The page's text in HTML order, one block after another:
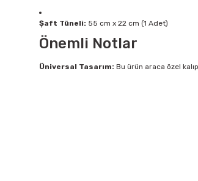
Şaft Tüneli: 55 cm x 22 cm (1 Adet)
Önemli Notlar
Üniversal Tasarım: Bu ürün araca özel